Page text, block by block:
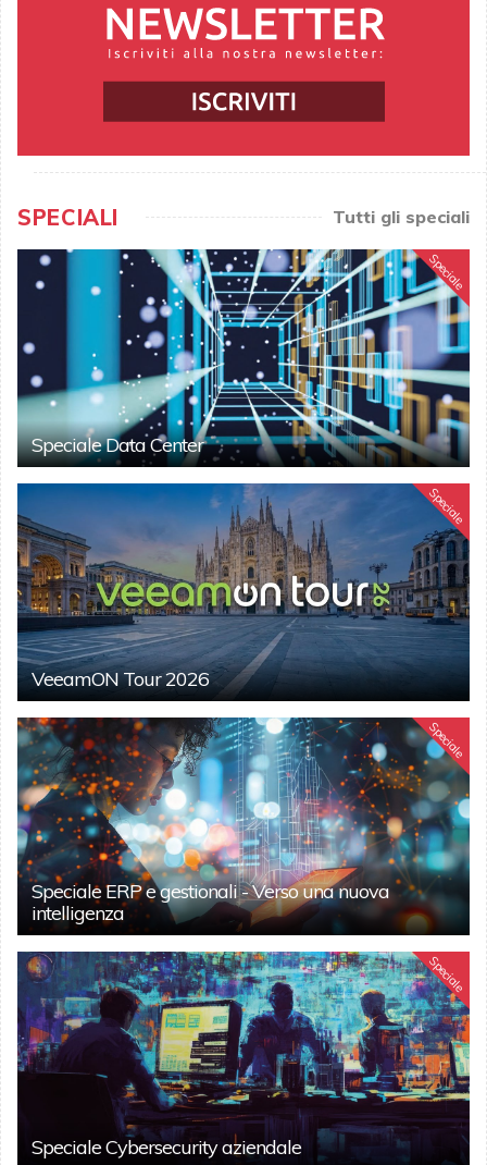
SPECIALI Tutti gli speciali
Speciale
Speciale Data Center
Speciale
VeeamON Tour 2026
Speciale
Speciale ERP e gestionali - Verso una nuova
intelligenza
Speciale
Speciale Cybersecurity aziendale